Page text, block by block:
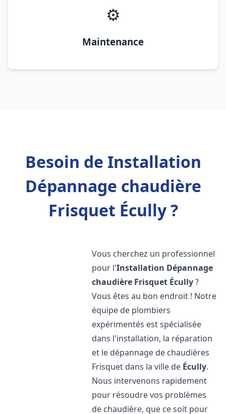
⚙️
Maintenance
Besoin de Installation
Dépannage chaudière
Frisquet Écully ?
Vous cherchez un professionnel
pour l'Installation Dépannage
chaudière Frisquet Écully?
Vous êtes au bon endroit ! Notre
équipe de plombiers
expérimentés est spécialisée
dans l'installation, la réparation
et le dépannage de chaudières
Frisquet dans la ville de Écully.
Nous intervenons rapidement
pour résoudre vos problèmes
de chaudière, que ce soit pour